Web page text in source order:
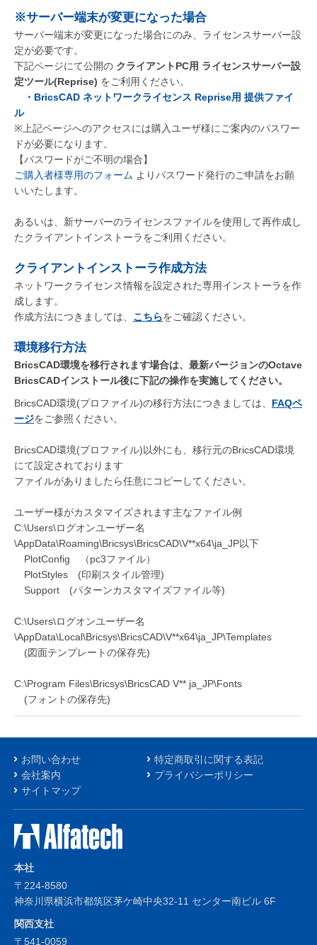
※サーバー端末が変更になった場合
サーバー端末が変更になった場合にのみ、ライセンスサーバー設
定が必要です。
下記ページにて公開の クライアントPC用 ライセンスサーバー設
定ツール(Reprise) をご利用ください。
・BricsCAD ネットワークライセンス Reprise用 提供ファイ
ル
※上記ページへのアクセスには購入ユーザ様にご案内のパスワー
ドが必要になります。
【パスワードがご不明の場合】
ご購入者様専用のフォーム よりパスワード発行のご申請をお願
いいたします。
あるいは、新サーバーのライセンスファイルを使用して再作成し
たクライアントインストーラをご利用ください。
クライアントインストーラ作成方法
ネットワークライセンス情報を設定された専用インストーラを作
成します。
作成方法につきましては、 こちらをご確認ください。
環境移行方法
BricsCAD環境を移行されます場合は、最新バージョンのOctave
BricsCADインストール後に下記の操作を実施してください。
BricsCAD環境(プロファイル)の移行方法につきましては、 FAQペ
ージをご参照ください。
BricsCAD環境(プロファイル)以外にも、移行元のBricsCAD環境
にて設定されております
ファイルがありましたら任意にコピーしてください。
ユーザー様がカスタマイズされます主なファイル例
C:\Users\ログオンユーザー名
\AppData\Roaming\Bricsys\BricsCAD\V**x64\ja_JP以下
PlotConfig （pc3ファイル）
PlotStyles (印刷スタイル管理)
Support (パターンカスタマイズファイル等)
C:\Users\ログオンユーザー名
\AppData\Local\Bricsys\BricsCAD\V**x64\ja_JP\Templates
(図面テンプレートの保存先)
C:\Program Files\Bricsys\BricsCAD V** ja_JP\Fonts
(フォントの保存先)
お問い合わせ
特定商取引に関する表記
会社案内
プライバシーポリシー
サイトマップ
本社
〒224-8580
神奈川県横浜市都筑区茅ケ崎中央32-11 センター南ビル 6F
関西支社
〒541-0059